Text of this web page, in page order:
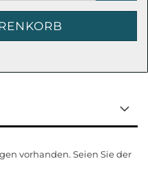
vorhanden. Seien Sie der